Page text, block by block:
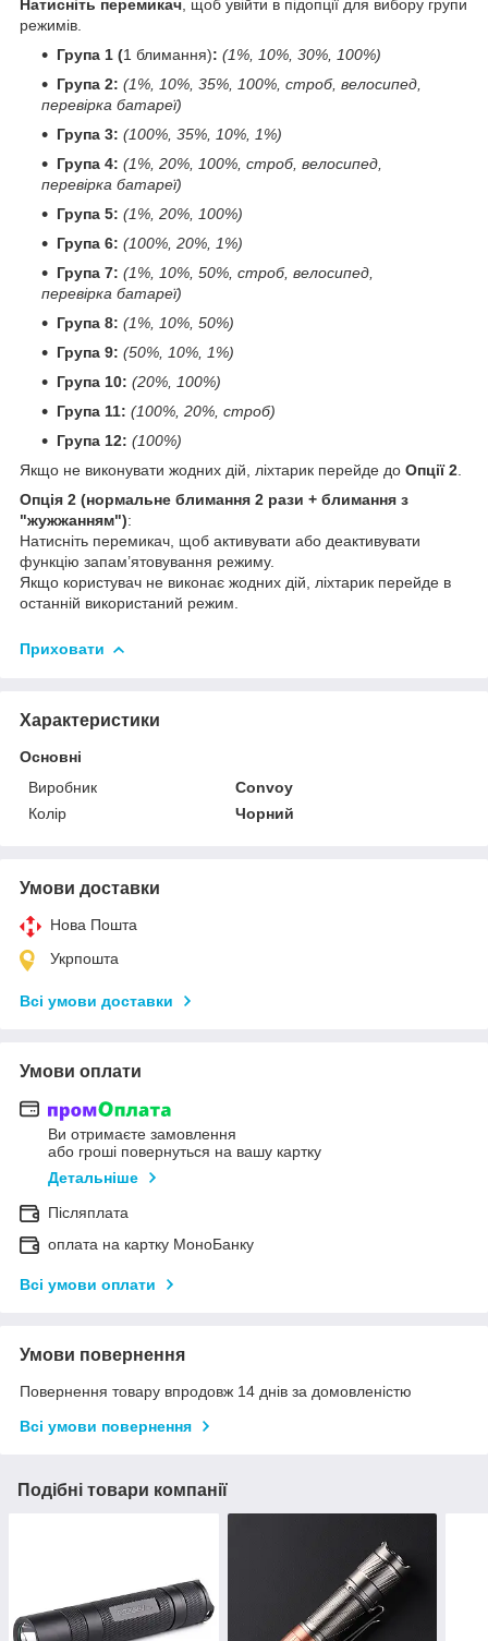
Натисніть перемикач , щоб увійти в підопції для вибору групи
режимів.
Група 1 (1 блимання): (1%, 10%, 30%, 100%)
Група 2: (1%, 10%, 35%, 100%, строб, велосипед,
перевірка батареї)
Група 3: (100%, 35%, 10%, 1%)
Група 4: (1%, 20%, 100%, строб, велосипед,
перевірка батареї)
Група 5: (1%, 20%, 100%)
Група 6: (100%, 20%, 1%)
Група 7: (1%, 10%, 50%, строб, велосипед,
перевірка батареї)
Група 8: (1%, 10%, 50%)
Група 9: (50%, 10%, 1%)
Група 10: (20%, 100%)
Група 11: (100%, 20%, строб)
Група 12: (100%)
Якщо не виконувати жодних дій, ліхтарик перейде до Опції 2
Опція 2 (нормальне блимання 2 рази + блимання з
"жужжанням"):
Натисніть перемикач, щоб активувати або деактивувати
функцію запам’ятовування режиму.
Якщо користувач не виконає жодних дій, ліхтарик перейде в
останній використаний режим.
Приховати
Характеристики
Основні
Виробник
Convoy
Колір
Чорний
Умови доставки
Нова Пошта
Укрпошта
Всі умови доставки
Умови оплати
Ви отримаєте замовлення
або гроші повернуться на вашу картку
Детальніше
Післяплата
оплата на картку МоноБанку
Всі умови оплати
Умови повернення
Повернення товару впродовж 14 днів за домовленістю
Всі умови повернення
Подібні товари компанії